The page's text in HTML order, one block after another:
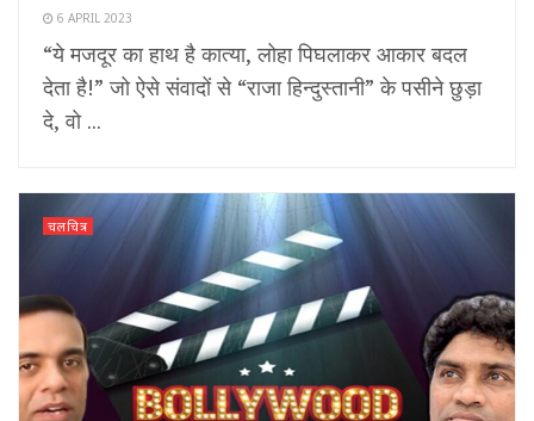
6 APRIL 2023
“ये मजदूर का हाथ है कात्या, लोहा पिघलाकर आकार बदल
देता है!” जो ऐसे संवादों से “राजा हिन्दुस्तानी” के पसीने छुड़ा
दे, वो ...
चलचित्र